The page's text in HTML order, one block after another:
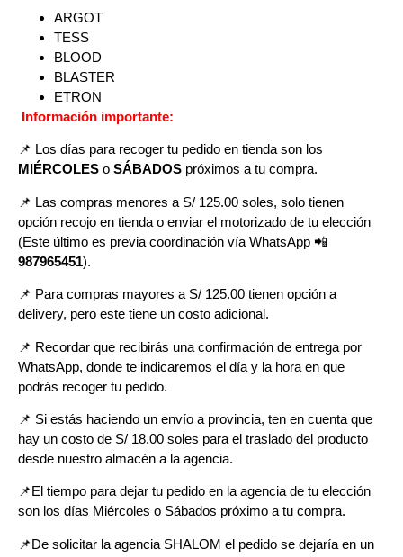
ARGOT
TESS
BLOOD
BLASTER
ETRON
Información importante:
📌 Los días para recoger tu pedido en tienda son los
MIÉRCOLES o SÁBADOS próximos a tu compra.
📌 Las compras menores a S/ 125.00 soles, solo tienen
opción recojo en tienda o enviar el motorizado de tu elección
(Este último es previa coordinación vía WhatsApp 📲
987965451).
📌 Para compras mayores a S/ 125.00 tienen opción a
delivery, pero este tiene un costo adicional.
📌 Recordar que recibirás una confirmación de entrega por
WhatsApp, donde te indicaremos el día y la hora en que
podrás recoger tu pedido.
📌 Si estás haciendo un envío a provincia, ten en cuenta que
hay un costo de S/ 18.00 soles para el traslado del producto
desde nuestro almacén a la agencia.
📌El tiempo para dejar tu pedido en la agencia de tu elección
son los días Miércoles o Sábados próximo a tu compra.
📌De solicitar la agencia SHALOM el pedido se dejaría en un